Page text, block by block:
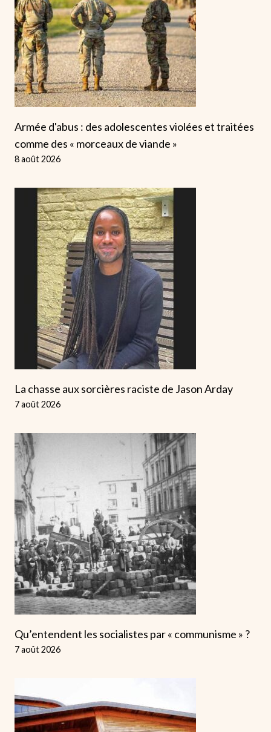
Armée d'abus : des adolescentes violées et traitées
comme des « morceaux de viande »
8 août 2026
La chasse aux sorcières raciste de Jason Arday
7 août 2026
Qu’entendent les socialistes par « communisme » ?
7 août 2026